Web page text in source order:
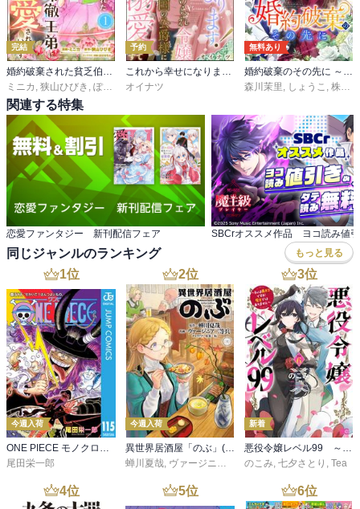
完結
婚約破棄された貧乏伯爵令嬢ですが、憧れの冷徹王弟に溺愛されています コミック版 （分冊版）
ミニカ , 狭山ひびき , ぽぽるちゃ
予約
これから幸せになります！ 虐げられ令嬢ですが敵対国の公爵様に何故か溺愛されてます（分冊版）
オイナツ
無料あり
婚約破棄のその先に ～捨てられ令嬢、王子様に溺愛（演技）される～【タテスク】
森川茉里 , しょうこ , 株式会社サーチフィールド
関連する特集
恋愛ファンタジー 新刊配信フェア
同じジャンルのランキング もっと見る
1位
今週入荷
尾田栄一郎
2位
今週入荷
蝉川夏哉 ヴァージニア二等兵 ,転
3位
新着
のこみ 七夕さとり Tea
4位 5位 6位